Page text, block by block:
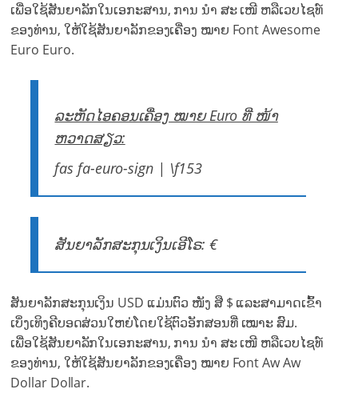
ເພື່ອໃຊ້ສັນຍາລັກໃນເອກະສານ, ການ ນຳ ສະ ເໜີ ຫລືເວບໄຊທ໌
ຂອງທ່ານ, ໃຫ້ໃຊ້ສັນຍາລັກຂອງເຄື່ອງ ໝາຍ Font Awesome
Euro Euro.
ລະຫັດໄອຄອນເຄື່ອງ ໝາຍ Euro ທີ່ ໜ້າ
ຫວາດສຽວ:
fas fa-euro-sign | \f153
ສັນຍາລັກສະກຸນເງິນເອີໂຣ: €
ສັນຍາລັກສະກຸນເງິນ USD ແມ່ນຕົວ ໜັງ ສື $ ແລະສາມາດເຂົ້າ
ເບິ່ງເທິງຄີບອດສ່ວນໃຫຍ່ໂດຍໃຊ້ຕົວອັກສອນທີ່ ເໝາະ ສົມ.
ເພື່ອໃຊ້ສັນຍາລັກໃນເອກະສານ, ການ ນຳ ສະ ເໜີ ຫລືເວບໄຊທ໌
ຂອງທ່ານ, ໃຫ້ໃຊ້ສັນຍາລັກຂອງເຄື່ອງ ໝາຍ Font Aw Aw
Dollar Dollar.